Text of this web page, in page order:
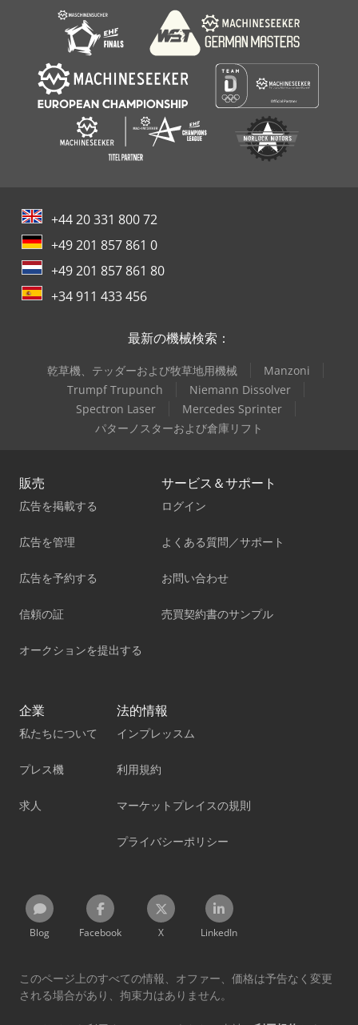
+44 20 331 800 72
+49 201 857 861 0
+49 201 857 861 80
+34 911 433 456
最新の機械検索：
乾草機、テッダーおよび牧草地用機械
Manzoni
Trumpf Trupunch
Niemann Dissolver
Spectron Laser
Mercedes Sprinter
パターノスターおよび倉庫リフト
販売
広告を掲載する
広告を管理
広告を予約する
信頼の証
オークションを提出する
サービス＆サポート
ログイン
よくある質問／サポート
お問い合わせ
売買契約書のサンプル
企業
私たちについて
プレス機
求人
法的情報
インプレッスム
利用規約
マーケットプレイスの規則
プライバシーポリシー
Blog Facebook X LinkedIn
このページ上のすべての情報、オファー、価格は予告なく変更
される場合があり、拘束力はありません。